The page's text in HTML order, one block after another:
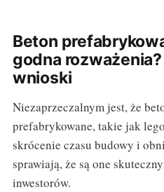
Beton
godna
wnioski
Niezaprzeczalnym jest, że
prefabrykowane, takie jak
skrócenie czasu budowy i
sprawiają, że są one
inwestorów.